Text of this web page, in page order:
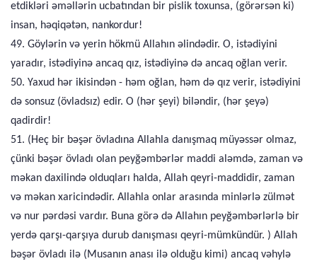
etdikləri əməllərin ucbatından bir pislik toxunsa, (görərsən ki)
insan, həqiqətən, nankordur!
49. Göylərin və yerin hökmü Allahın əlindədir. O, istədiyini
yaradır, istədiyinə ancaq qız, istədiyinə də ancaq oğlan verir.
50. Yaxud hər ikisindən - həm oğlan, həm də qız verir, istədiyini
də sonsuz (övladsız) edir. O (hər şeyi) biləndir, (hər şeyə)
qadirdir!
51. (Heç bir bəşər övladına Allahla danışmaq müyəssər olmaz,
çünki bəşər övladı olan peyğəmbərlər maddi aləmdə, zaman və
məkan daxilində olduqları halda, Allah qeyri-maddidir, zaman
və məkan xaricindədir. Allahla onlar arasında minlərlə zülmət
və nur pərdəsi vardır. Buna görə də Allahın peyğəmbərlərlə bir
yerdə qarşı-qarşıya durub danışması qeyri-mümkündür. ) Allah
bəşər övladı ilə (Musanın anası ilə olduğu kimi) ancaq vəhylə